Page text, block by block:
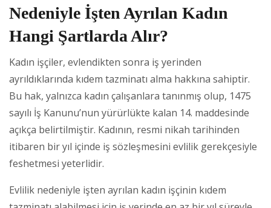
Nedeniyle İşten Ayrılan Kadın
Hangi Şartlarda Alır?
Kadın işçiler, evlendikten sonra iş yerinden
ayrıldıklarında kıdem tazminatı alma hakkına sahiptir.
Bu hak, yalnızca kadın çalışanlara tanınmış olup, 1475
sayılı İş Kanunu’nun yürürlükte kalan 14. maddesinde
açıkça belirtilmiştir. Kadının, resmi nikah tarihinden
itibaren bir yıl içinde iş sözleşmesini evlilik gerekçesiyle
feshetmesi yeterlidir.
Evlilik nedeniyle işten ayrılan kadın işçinin kıdem